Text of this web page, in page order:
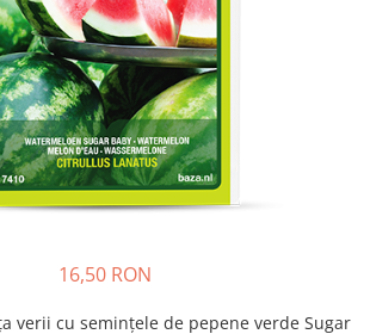
(Kokarda)
16,50 RON
verii cu semințele de pepene verde Sugar